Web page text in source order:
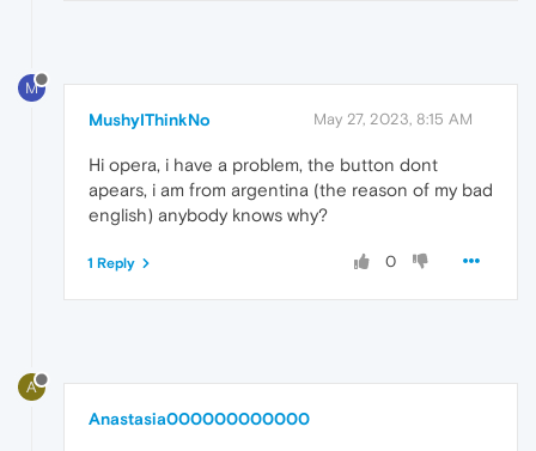
M
MushyIThinkNo May 27, 2023, 8:15 AM
Hi opera, i have a problem, the button dont
apears, i am from argentina (the reason of my bad
english) anybody knows why?
0
1 Reply
A
Anastasia000000000000